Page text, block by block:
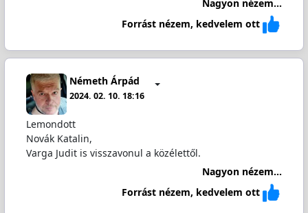
Nagyon nézem...
Forrást nézem, kedvelem ott
Németh Árpád
2024. 02. 10. 18:16
Lemondott
Novák Katalin,
Varga Judit is visszavonul a közélettől.
Nagyon nézem...
Forrást nézem, kedvelem ott